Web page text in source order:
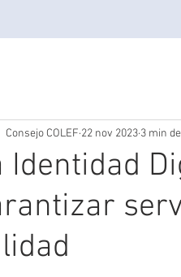
Identidad
Consejo COLEF 22 nov 2023 3 min